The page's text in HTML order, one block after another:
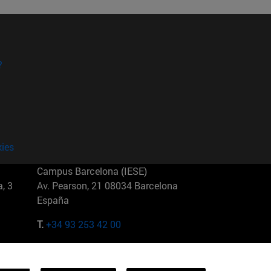
3
Campus Barcelona (IESE)
Av. Pearson, 21 08034 Barcelona
España
T.+34 93 253 42 00